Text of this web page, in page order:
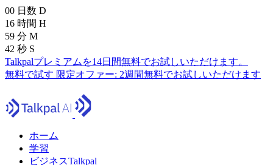
00 日数 D
16 時間 H
59 分 M
41 秒 S
Talkpalプレミアムを14日間無料でお試しいただけます。
無料で試す 限定オファー: 2週間無料でお試しいただけます
ホーム
学習
ビジネスTalkpal